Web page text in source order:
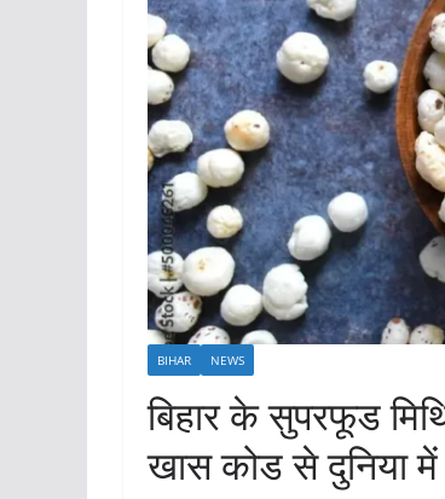
BIHAR NEWS
बिहार के सुपरफूड
खास कोड से दुनिया में